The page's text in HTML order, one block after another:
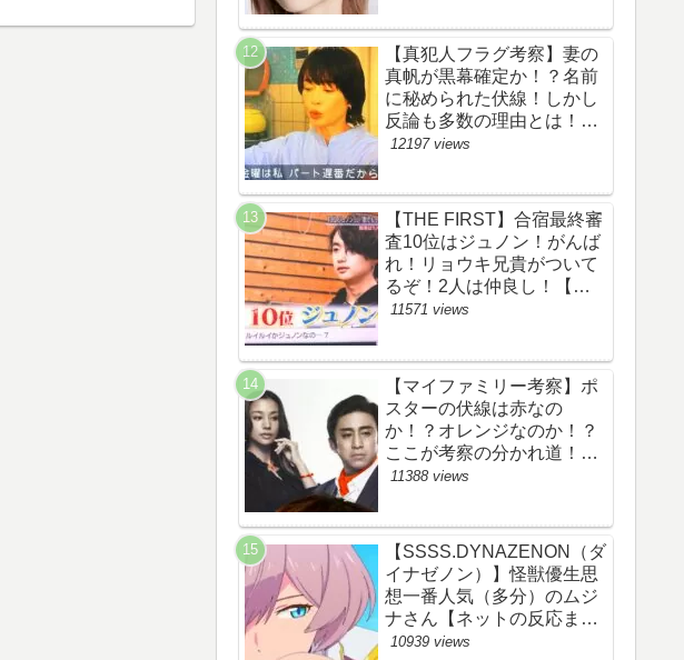
ト黒幕伏線まとめ】
【真犯人フラグ考察】妻の
真帆が黒幕確定か！？名前
に秘められた伏線！しかし
反論も多数の理由とは！
【ネット・ツイッターの考
幕伏線まとめ】
12197 views
【THE FIRST】合宿最終審
査10位はジュノン！がんば
れ！リョウキ兄貴がついて
るぞ！2人は仲良し！【ザ
ファースト・ネット・ツイ
リ・BE:FIRST・ビーファ
ースト・JUNON・
RYOKI】
11571 views
【マイファミリー考察】ポ
スターの伏線は赤なの
か！？オレンジなのか！？
ここが考察の分かれ道！
【ツイッターの考察ネタバ
じ伏線まとめ】
11388 views
【SSSS.DYNAZENON（ダ
イナゼノン）】怪獣優生思
想一番人気（多分）のムジ
ナさん【ネットの反応まと
め】
10939 views